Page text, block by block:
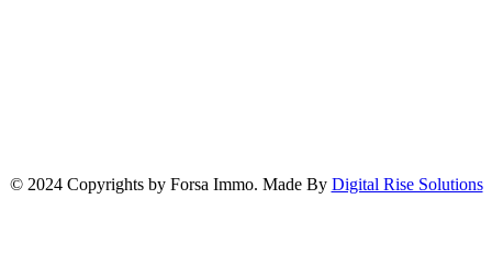
© 2024 Copyrights by Forsa Immo. Made By Digital Rise Solutions